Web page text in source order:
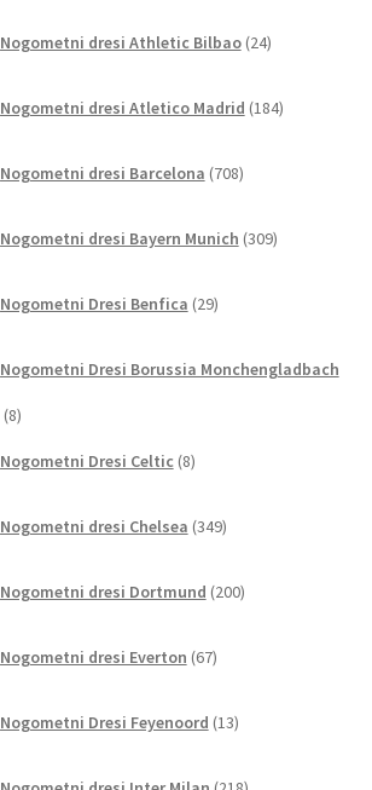
Nogometni dresi Athletic Bilbao 24izdelkov
Nogometni dresi Atletico Madrid 184izdelkov
Nogometni dresi Barcelona 708izdelkov
Nogometni dresi Bayern Munich 309izdelkov
Nogometni Dresi Benfica 29izdelkov
Nogometni Dresi Borussia Monchengladbach
88
Nogometni Dresi Celtic 8izdelkov
Nogometni dresi Chelsea 349izdelkov
Nogometni dresi Dortmund 200izdelkov
Nogometni dresi Everton 67izdelkov
Nogometni Dresi Feyenoord 13izdelkov